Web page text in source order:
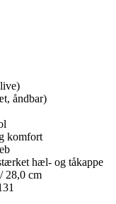
åndbar)
komfort
hæl- og tåkappe
28,0 cm